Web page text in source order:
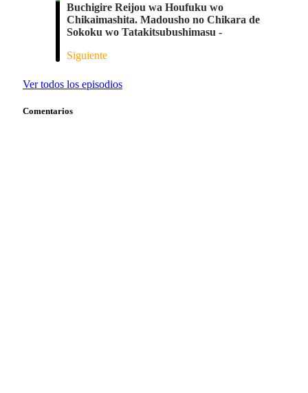
Buchigire Reijou wa Houfuku wo
Chikaimashita. Madousho no Chikara de
Sokoku wo Tatakitsubushimasu -
Siguiente
Ver todos los episodios
Comentarios